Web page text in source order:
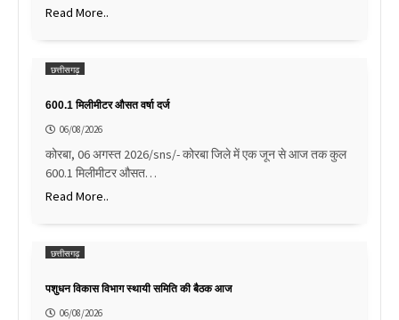
Read More..
छत्तीसगढ़
600.1 मिलीमीटर औसत वर्षा दर्ज
06/08/2026
कोरबा, 06 अगस्त 2026/sns/- कोरबा जिले में एक जून से आज तक कुल
600.1 मिलीमीटर औसत…
Read More..
छत्तीसगढ़
पशुधन विकास विभाग स्थायी समिति की बैठक आज
06/08/2026